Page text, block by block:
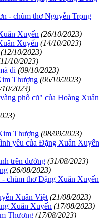
- chùm thơ Nguyễn Trọng
Xuyến (26/10/2023)
Xuyến (14/10/2023)
(12/10/2023)
10/2023)
đi (09/10/2023)
Thượng (06/10/2023)
10/2023)
phố cũ" của Hoàng Xuân
Thượng (08/09/2023)
yêu của Đặng Xuân Xuyến
trên đường (31/08/2023)
(26/08/2023)
chùm thơ Đặng Xuân Xuyến
Xuân Việt (21/08/2023)
Xuân Xuyến (17/08/2023)
Thượng (17/08/2023)